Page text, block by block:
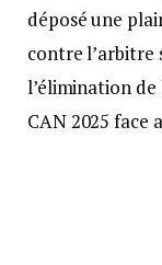
déposé une
contre l’arbitre
l’élimination
CAN 2025 face